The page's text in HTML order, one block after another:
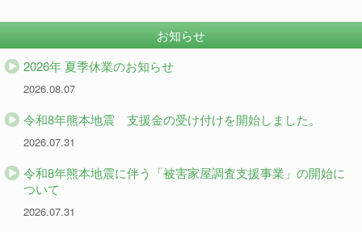
お知らせ
2026年 夏季休業のお知らせ
2026.08.07
令和8年熊本地震 支援金の受け付けを開始しました。
2026.07.31
令和8年熊本地震に伴う「被害家屋調査支援事業」の開始に
ついて
2026.07.31